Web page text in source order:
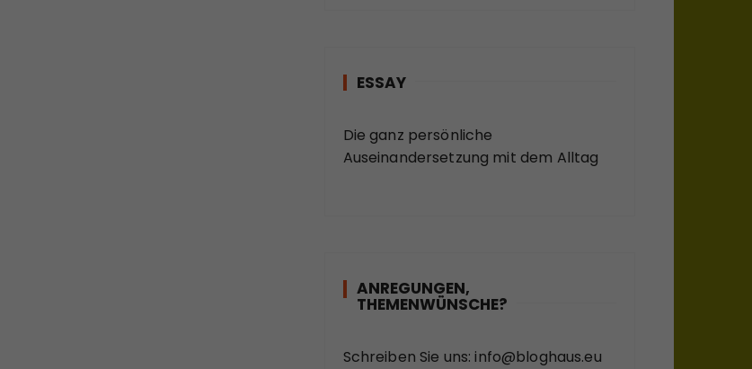
ESSAY
Die ganz persönliche
Auseinandersetzung mit dem Alltag
ANREGUNGEN,
THEMENWÜNSCHE?
Schreiben Sie uns: info@bloghaus.eu